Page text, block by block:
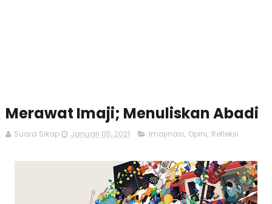
Merawat Imaji; Menuliskan Abadi
Suara Sikap Januari 05, 2021 Imajinasi, Opini, Refleksi